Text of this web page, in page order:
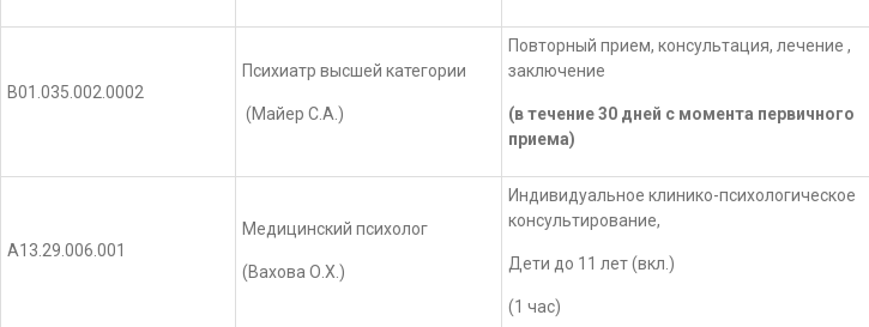
В01.035.002.0002
Психиатр высшей категории
(Майер С.А.)
Повторный прием, консультация, лечение ,
заключение
(в течение 30 дней с момента первичного
приема)
А13.29.006.001
Медицинский психолог
(Вахова О.Х.)
Индивидуальное клинико-психологическое
консультирование,
Дети до 11 лет (вкл.)
(1 час)